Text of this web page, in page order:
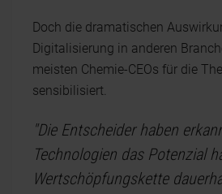
Doch die dramatischen
Digitalisierung in anderen
meisten Chemie-CEOs für die
sensibilisiert.
"Die Entscheider haben
Technologien das Potenzial
Wertschöpfungskette